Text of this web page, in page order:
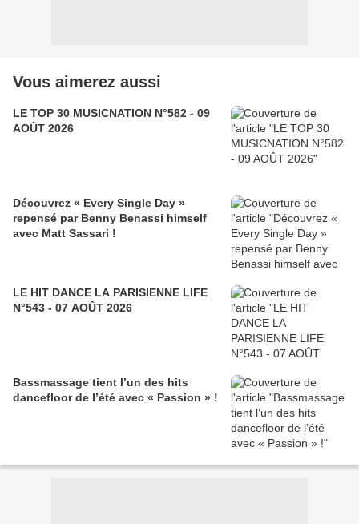
Vous aimerez aussi
LE TOP 30 MUSICNATION N°582 - 09
AOÛT 2026
Découvrez « Every Single Day »
repensé par Benny Benassi himself
avec Matt Sassari !
LE HIT DANCE LA PARISIENNE LIFE
N°543 - 07 AOÛT 2026
Bassmassage tient l’un des hits
dancefloor de l’été avec « Passion » !